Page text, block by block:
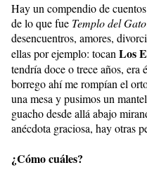
Hay un compendio de
de lo que fue Templo del Gato
desencuentros, amores,
ellas por ejemplo: tocanLos
tendría doce o trece años,
borrego ahí me rompían el
una mesa y pusimos un
guacho desde allá abajo
anécdota graciosa, hay otras
¿Cómo cuáles?